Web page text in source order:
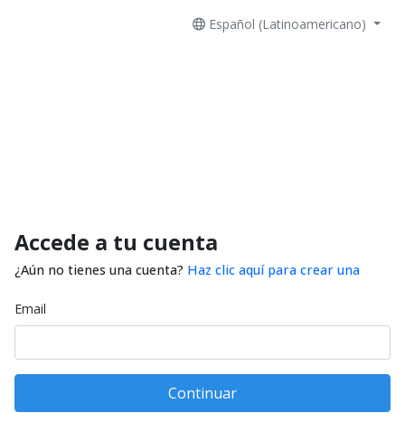
Español (Latinoamericano)
Accede a tu cuenta
¿Aún no tienes una cuenta? Haz clic aquí para crear una
Email
Continuar